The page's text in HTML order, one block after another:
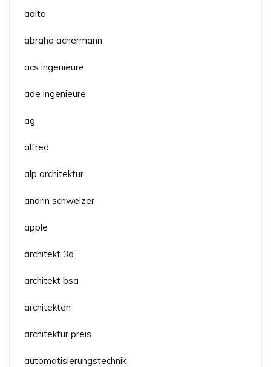
aalto
abraha achermann
acs ingenieure
ade ingenieure
ag
alfred
alp architektur
andrin schweizer
apple
architekt 3d
architekt bsa
architekten
architektur preis
automatisierungstechnik